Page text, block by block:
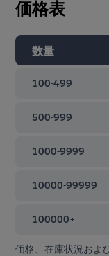
価格表
数量
100-499
500-999
1000-9999
10000-99999
100000+
価格、在庫状況およ